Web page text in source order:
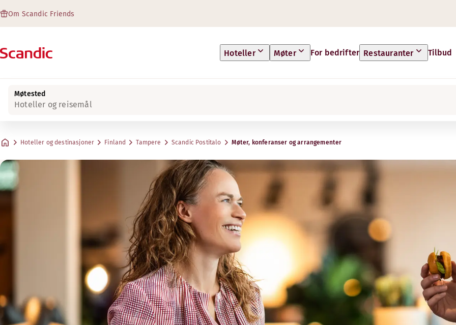
Om Scandic Friends
Hoteller Møter For bedrifter Restauranter Tilbud
Møtested
Hoteller og reisemål
Hoteller og destinasjoner Finland Tampere Scandic Postitalo Møter, konferanser og arrangementer